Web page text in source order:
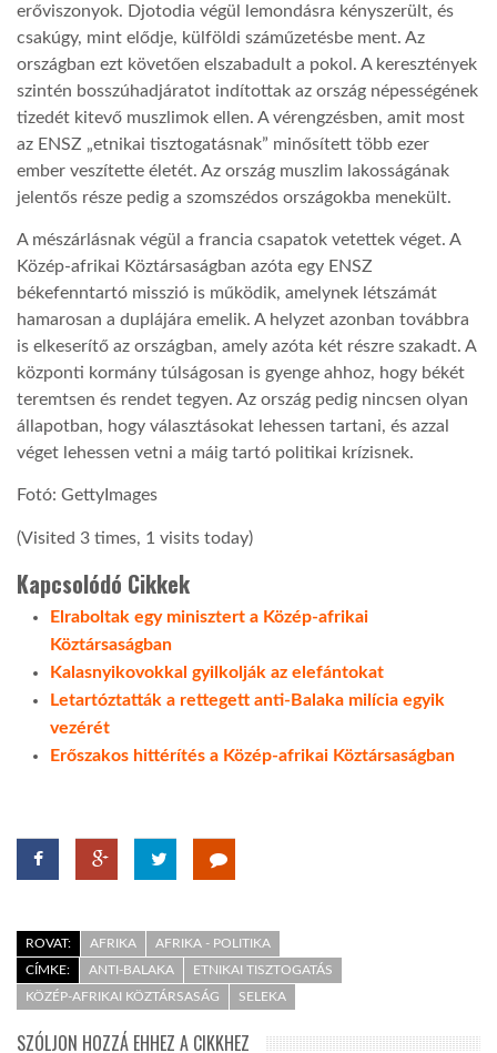
erőviszonyok. Djotodia végül lemondásra kényszerült, és
csakúgy, mint elődje, külföldi száműzetésbe ment. Az
országban ezt követően elszabadult a pokol. A keresztények
szintén bosszúhadjáratot indítottak az ország népességének
tizedét kitevő muszlimok ellen. A vérengzésben, amit most
az ENSZ „etnikai tisztogatásnak” minősített több ezer
ember veszítette életét. Az ország muszlim lakosságának
jelentős része pedig a szomszédos országokba menekült.
A mészárlásnak végül a francia csapatok vetettek véget. A
Közép-afrikai Köztársaságban azóta egy ENSZ
békefenntartó misszió is működik, amelynek létszámát
hamarosan a duplájára emelik. A helyzet azonban továbbra
is elkeserítő az országban, amely azóta két részre szakadt. A
központi kormány túlságosan is gyenge ahhoz, hogy békét
teremtsen és rendet tegyen. Az ország pedig nincsen olyan
állapotban, hogy választásokat lehessen tartani, és azzal
véget lehessen vetni a máig tartó politikai krízisnek.
Fotó: GettyImages
(Visited 3 times, 1 visits today)
Kapcsolódó Cikkek
Elraboltak egy minisztert a Közép-afrikai
Köztársaságban
Kalasnyikovokkal gyilkolják az elefántokat
Letartóztatták a rettegett anti-Balaka milícia egyik
vezérét
Erőszakos hittérítés a Közép-afrikai Köztársaságban
ROVAT: AFRIKA
AFRIKA - POLITIKA
CÍMKE:
ANTI-BALAKA
ETNIKAI TISZTOGATÁS
KÖZÉP-AFRIKAI KÖZTÁRSASÁG
SELEKA
SZÓLJON HOZZÁ EHHEZ A CIKKHEZ